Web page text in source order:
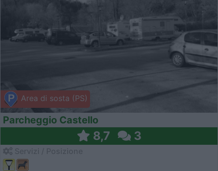
Area di sosta (PS)
Parcheggio Castello
8,7 3